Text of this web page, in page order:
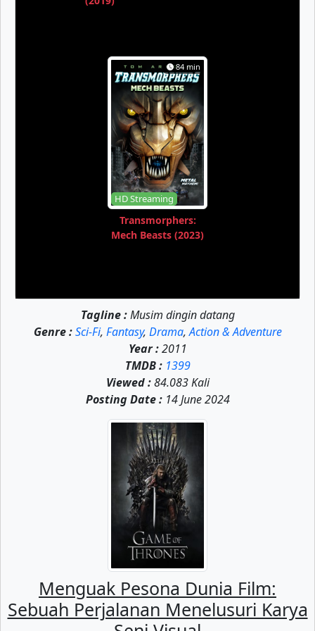
84 min
HD Streaming
Transmorphers:
Mech Beasts (2023)
Tagline :Musim dingin datang
Genre : Sci-Fi, Fantasy, Drama,Action & Adventure
Year :2011
TMDB : 1399
Viewed :84.083 Kali
Posting Date :14 June 2024
Menguak Pesona Dunia Film:
Sebuah Perjalanan Menelusuri Karya